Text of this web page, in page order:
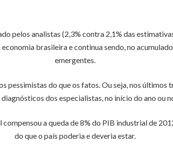
pelos analistas (2,3% contra 2,1% das
brasileira e continua sendo, no
emergentes.
do que os fatos. Ou seja, nos últimos
dos especialistas, no início do ano ou
a queda de 8% do PIB industrial de
do que o país poderia e deveria estar.